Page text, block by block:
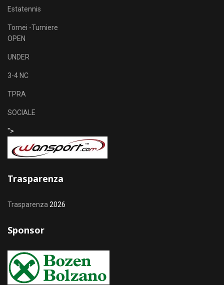
Estatennis
Tornei -Turniere
OPEN
UNDER
3-4 NC
TPRA
SOCIALE
">
Trasparenza
Trasparenza 2026
Sponsor